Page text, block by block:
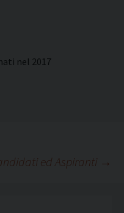
nel 2017
ed Aspiranti →